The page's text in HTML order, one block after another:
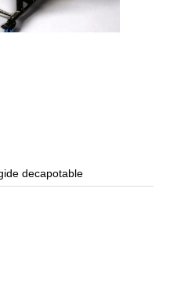
decapotable